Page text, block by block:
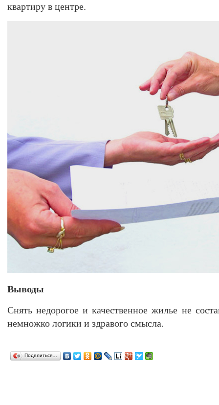
квартиру в центре.
Выводы
Снять недорогое и качественное жилье не
немножко логики и здравого смысла.
Поделиться…